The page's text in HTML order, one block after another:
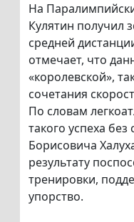
На
Кулятин получил
средней
отмечает, что
«королевской»,
сочетания
По словам
такого успеха
Борисовича
результату
тренировки,
упорство.